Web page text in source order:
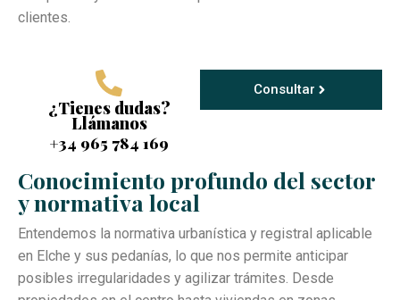
clientes.
¿Tienes dudas?
Llámanos
+34 965 784 169
Consultar
Conocimiento profundo del sector
y normativa local
Entendemos la normativa urbanística y registral aplicable
en Elche y sus pedanías, lo que nos permite anticipar
posibles irregularidades y agilizar trámites. Desde